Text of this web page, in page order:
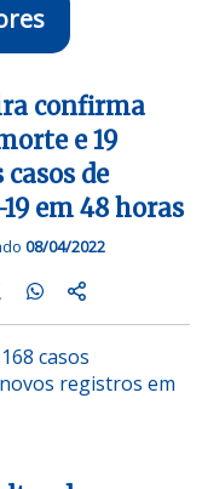
confirma
e 19
casos de
em 48 horas
08/04/2022
casos
registros em